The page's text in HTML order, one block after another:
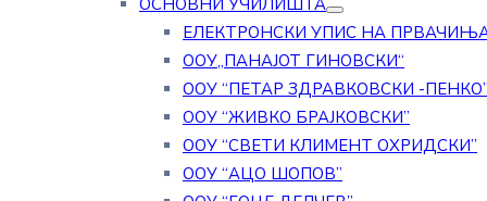
ОСНОВНИ УЧИЛИШТА
ЕЛЕКТРОНСКИ УПИС НА
ООУ„ПАНАЈОТ ГИНОВСКИ“
ООУ “ПЕТАР ЗДРАВКОВСКИ -ПЕНКО”
ООУ “ЖИВКО БРАЈКОВСКИ”
ООУ “СВЕТИ КЛИМЕНТ ОХРИДСКИ”
ООУ “АЦО ШОПОВ”